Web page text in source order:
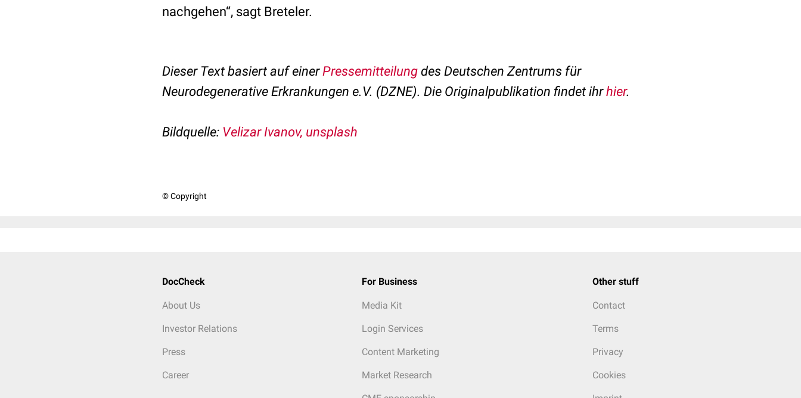
nachgehen“, sagt Breteler.
Dieser Text basiert auf einerPressemitteilung des Deutschen Zentrums für
Neurodegenerative Erkrankungen e.V. (DZNE). Die Originalpublikation findet ihrhier.
Bildquelle: Velizar Ivanov, unsplash
© Copyright
DocCheck
About Us
Investor Relations
Press
Career
For Business
Media Kit
Login Services
Content Marketing
Market Research
Other stuff
Contact
Terms
Privacy
Cookies